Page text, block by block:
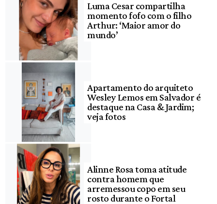
Luma Cesar compartilha
momento fofo com o filho
Arthur: ‘Maior amor do
mundo’
Apartamento do arquiteto
Wesley Lemos em Salvador é
destaque na Casa & Jardim;
veja fotos
Alinne Rosa toma atitude
contra homem que
arremessou copo em seu
rosto durante o Fortal